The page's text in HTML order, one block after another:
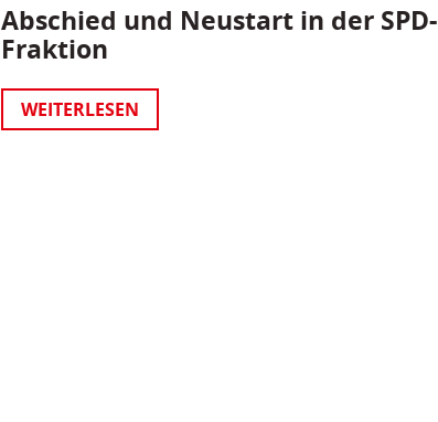
Abschied und Neustart in der SPD-
Fraktion
WEITERLESEN